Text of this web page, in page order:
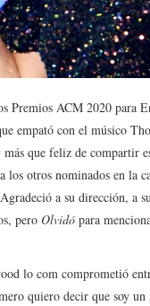
Premios ACM 2020 para
empató con el músico
que feliz de compartir
los otros nominados en la
a su dirección, a
pero Olvidó para
lo com comprometió
quiero decir que soy